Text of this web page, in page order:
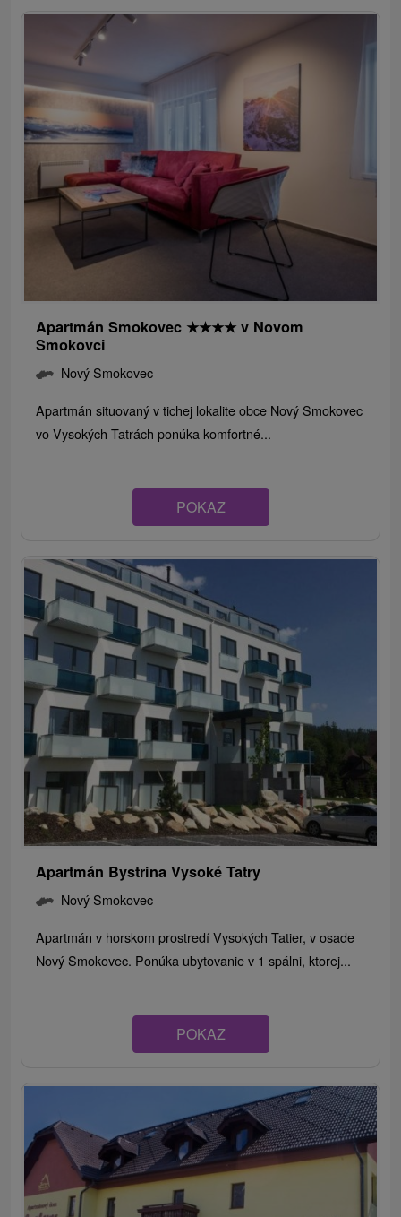
Apartmán Smokovec ★★★★ v Novom
Smokovci
Nový Smokovec
Apartmán situovaný v tichej lokalite obce Nový Smokovec
vo Vysokých Tatrách ponúka komfortné...
POKAZ
Apartmán Bystrina Vysoké Tatry
Nový Smokovec
Apartmán v horskom prostredí Vysokých Tatier, v osade
Nový Smokovec. Ponúka ubytovanie v 1 spálni, ktorej...
POKAZ